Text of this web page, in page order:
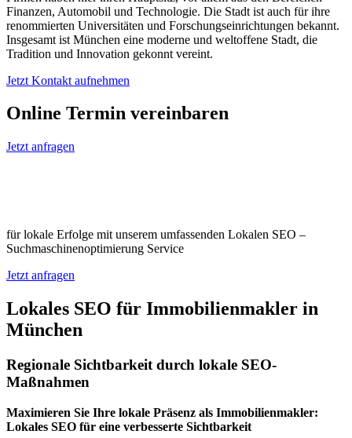
Finanzen, Automobil und Technologie. Die Stadt ist auch für ihre
renommierten Universitäten und Forschungseinrichtungen bekannt.
Insgesamt ist München eine moderne und weltoffene Stadt, die
Tradition und Innovation gekonnt vereint.
Jetzt Kontakt aufnehmen
Online Termin vereinbaren
Jetzt anfragen
für lokale Erfolge mit unserem umfassenden Lokalen SEO –
Suchmaschinenoptimierung Service
Jetzt anfragen
Lokales SEO für Immobilienmakler in
München
Regionale Sichtbarkeit durch lokale SEO-
Maßnahmen
Maximieren Sie Ihre lokale Präsenz als Immobilienmakler:
Lokales SEO für eine verbesserte Sichtbarkeit